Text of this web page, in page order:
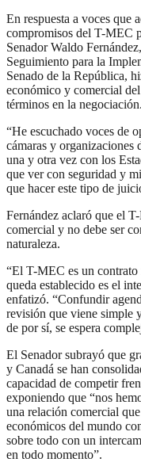
En respuesta a voces que
compromisos del T-MEC
Senador Waldo
Seguimiento para la
Senado de la República,
económico y comercial
términos en la negociación.
“He escuchado voces de
cámaras y
una y otra vez con los
que ver con seguridad y
que hacer este tipo de
Fernández aclaró que el
comercial y no debe ser
naturaleza.
“El T-MEC es un contrato
queda establecido es el
enfatizó. “Confundir
revisión que viene simple
de por sí, se espera
El Senador subrayó que
y Canadá se han
capacidad de competir
exponiendo que “nos
una relación comercial
económicos del mundo
sobre todo con un
en todo momento”.